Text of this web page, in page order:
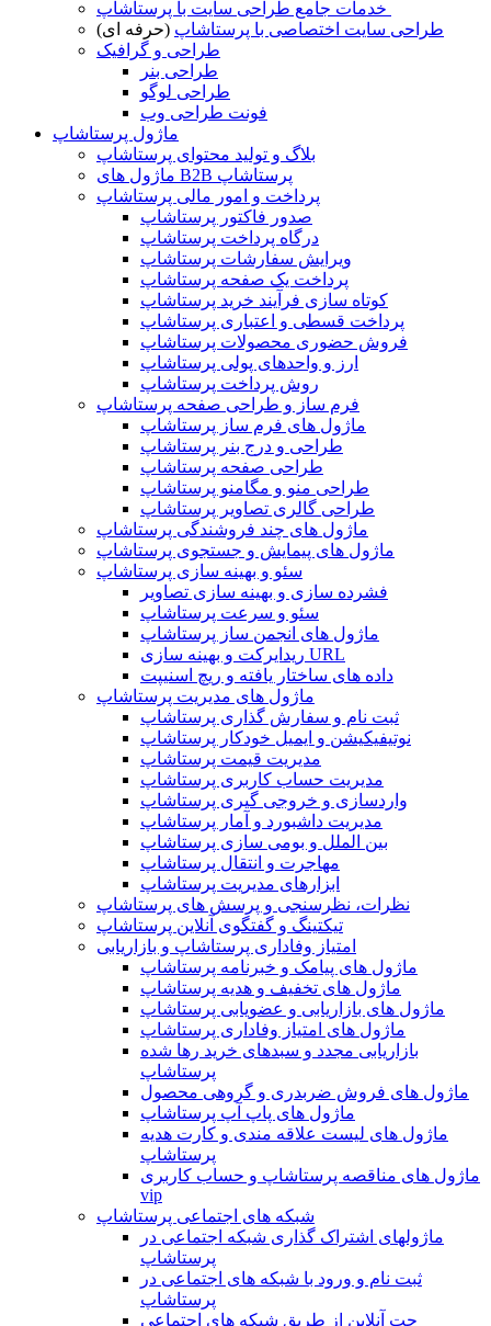
طراحی سایت اختصاصی با پرستاشاپ (حرفه ای)
طراحی و گرافیک
طراحی بنر
طراحی لوگو
فونت طراحی وب
ماژول پرستاشاپ
بلاگ و تولید محتوای پرستاشاپ
ماژول های B2B پرستاشاپ
پرداخت و امور مالی پرستاشاپ
صدور فاکتور پرستاشاپ
درگاه پرداخت پرستاشاپ
ویرایش سفارشات پرستاشاپ
پرداخت یک صفحه پرستاشاپ
کوتاه سازی فرآیند خرید پرستاشاپ
پرداخت قسطی و اعتباری پرستاشاپ
فروش حضوری محصولات پرستاشاپ
ارز و واحدهای پولی پرستاشاپ
روش پرداخت پرستاشاپ
فرم ساز و طراحی صفحه پرستاشاپ
ماژول های فرم ساز پرستاشاپ
طراحی و درج بنر پرستاشاپ
طراحی صفحه پرستاشاپ
طراحی منو و مگامنو پرستاشاپ
طراحی گالری تصاویر پرستاشاپ
ماژول های چند فروشندگی پرستاشاپ
ماژول های پیمایش و جستجوی پرستاشاپ
سئو و بهینه سازی پرستاشاپ
فشرده سازی و بهینه سازی تصاویر
سئو و سرعت پرستاشاپ
ماژول های انجمن ساز پرستاشاپ
ریدایرکت و بهینه سازی URL
داده های ساختار یافته و ریچ اسنیپت
ماژول های مدیریت پرستاشاپ
ثبت نام و سفارش گذاری پرستاشاپ
نوتیفیکیشن و ایمیل خودکار پرستاشاپ
مدیریت قیمت پرستاشاپ
مدیریت حساب کاربری پرستاشاپ
واردسازی و خروجی گیری پرستاشاپ
مدیریت داشبورد و آمار پرستاشاپ
بین الملل و بومی سازی پرستاشاپ
مهاجرت و انتقال پرستاشاپ
ابزارهای مدیریت پرستاشاپ
نظرات، نظرسنجی و پرسش های پرستاشاپ
تیکتینگ و گفتگوی آنلاین پرستاشاپ
امتیاز وفاداری پرستاشاپ و بازاریابی
ماژول های پیامک و خبرنامه پرستاشاپ
ماژول های تخفیف و هدیه پرستاشاپ
ماژول های بازاریابی و عضویابی پرستاشاپ
ماژول های امتیاز وفاداری پرستاشاپ
بازاریابی مجدد و سبدهای خرید رها شده
پرستاشاپ
ماژول های فروش ضربدری و گروهی محصول
ماژول های پاپ آپ پرستاشاپ
ماژول های لیست علاقه مندی و کارت هدیه
پرستاشاپ
ماژول های مناقصه پرستاشاپ و حساب کاربری
vip
شبکه های اجتماعی پرستاشاپ
ماژولهای اشتراک‌ گذاری شبکه اجتماعی در
پرستاشاپ
ثبت نام و ورود با شبکه های اجتماعی در
پرستاشاپ
چت آنلاین از طریق شبکه های اجتماعی